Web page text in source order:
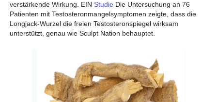
verstärkende Wirkung. EIN Studie Die Untersuchung an 76
Patienten mit Testosteronmangelsymptomen zeigte, dass die
Longjack-Wurzel die freien Testosteronspiegel wirksam
unterstützt, genau wie Sculpt Nation behauptet.